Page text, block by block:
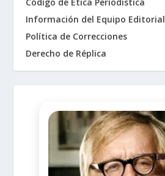
Información del Equipo Editorial
Política de Correcciones
Derecho de Réplica